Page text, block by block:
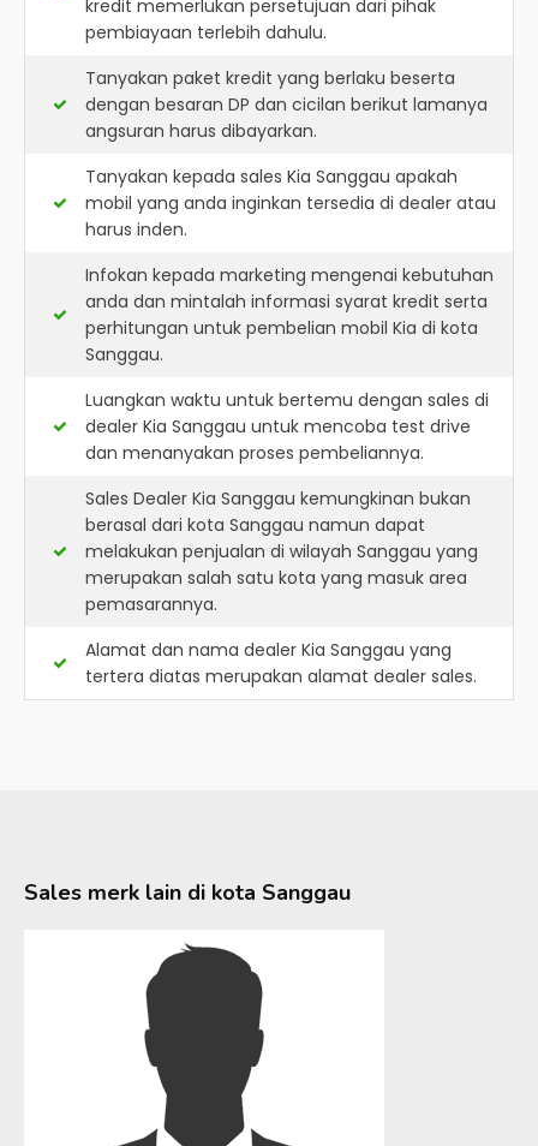
kredit memerlukan persetujuan dari pihak
pembiayaan terlebih dahulu.
Tanyakan paket kredit yang berlaku beserta
dengan besaran DP dan cicilan berikut lamanya
angsuran harus dibayarkan.
Tanyakan kepada sales Kia Sanggau apakah
mobil yang anda inginkan tersedia di dealer atau
harus inden.
Infokan kepada marketing mengenai kebutuhan
anda dan mintalah informasi syarat kredit serta
perhitungan untuk pembelian mobil Kia di kota
Sanggau.
Luangkan waktu untuk bertemu dengan sales di
dealer Kia Sanggau untuk mencoba test drive
dan menanyakan proses pembeliannya.
Sales Dealer Kia Sanggau kemungkinan bukan
berasal dari kota Sanggau namun dapat
melakukan penjualan di wilayah Sanggau yang
merupakan salah satu kota yang masuk area
pemasarannya.
Alamat dan nama dealer Kia Sanggau yang
tertera diatas merupakan alamat dealer sales.
Sales merk lain di kota Sanggau